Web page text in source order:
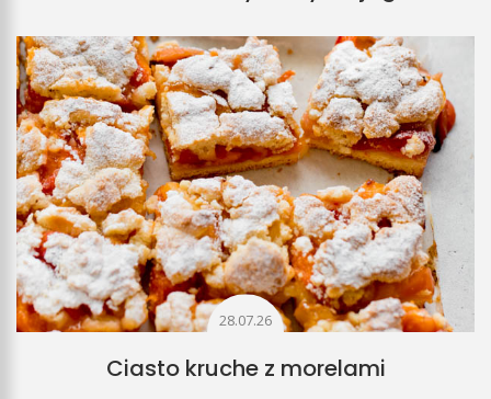
28.07.26
Ciasto kruche z morelami